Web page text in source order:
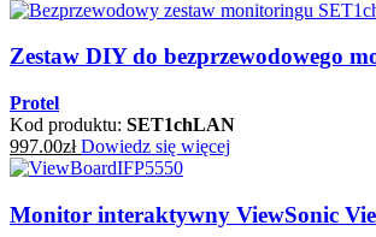
Zestaw DIY do bezprzewodowego
Protel
Kod produktu: SET1chLAN
997.00zł Dowiedz się więcej
Monitor interaktywny ViewSonic